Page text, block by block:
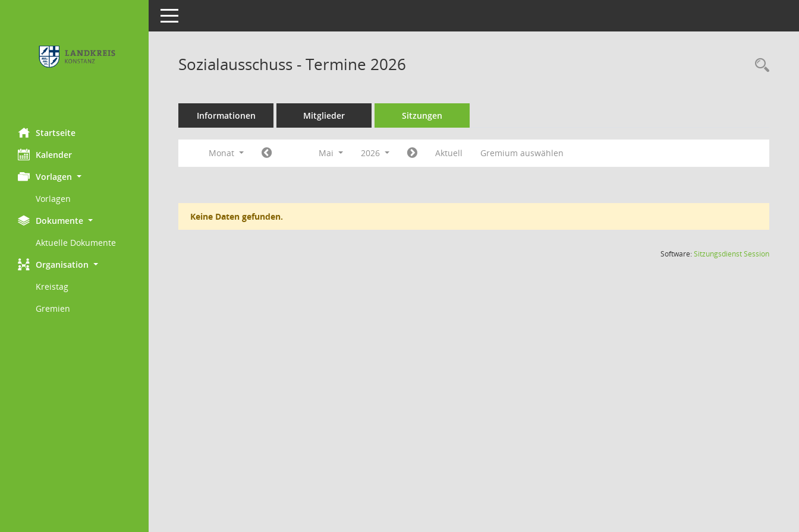
Startseite
Kalender
Vorlagen
Vorlagen
Dokumente
Aktuelle Dokumente
Organisation
Kreistag
Gremien
Toggle navigation
Sozialausschuss - Termine 2026
Informationen Mitglieder Sitzungen
Monat Mai 2026 Aktuell Gremium auswählen
Keine Daten gefunden.
Software:SitzungsdienstSession(Wird in